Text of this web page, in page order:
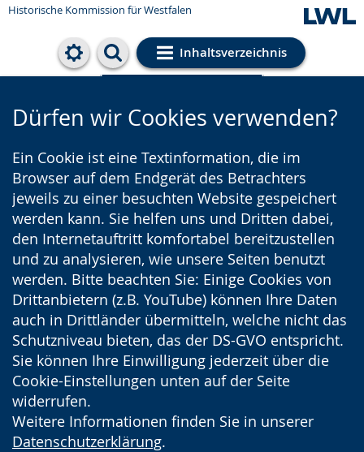
Historische Kommission für Westfalen
Inhaltsverzeichnis
Cookie-Einstellungen
Dürfen wir Cookies verwenden?
Ein Cookie ist eine Textinformation, die im
Browser auf dem Endgerät des Betrachters
jeweils zu einer besuchten Website gespeichert
werden kann. Sie helfen uns und Dritten dabei,
den Internetauftritt komfortabel bereitzustellen
und zu analysieren, wie unsere Seiten benutzt
werden. Bitte beachten Sie: Einige Cookies von
Drittanbietern (z.B. YouTube) können Ihre Daten
auch in Drittländer übermitteln, welche nicht das
Schutzniveau bieten, das der DS-GVO entspricht.
Sie können Ihre Einwilligung jederzeit über die
Cookie-Einstellungen unten auf der Seite
widerrufen.
Weitere Informationen finden Sie in unserer
Datenschutzerklärung.